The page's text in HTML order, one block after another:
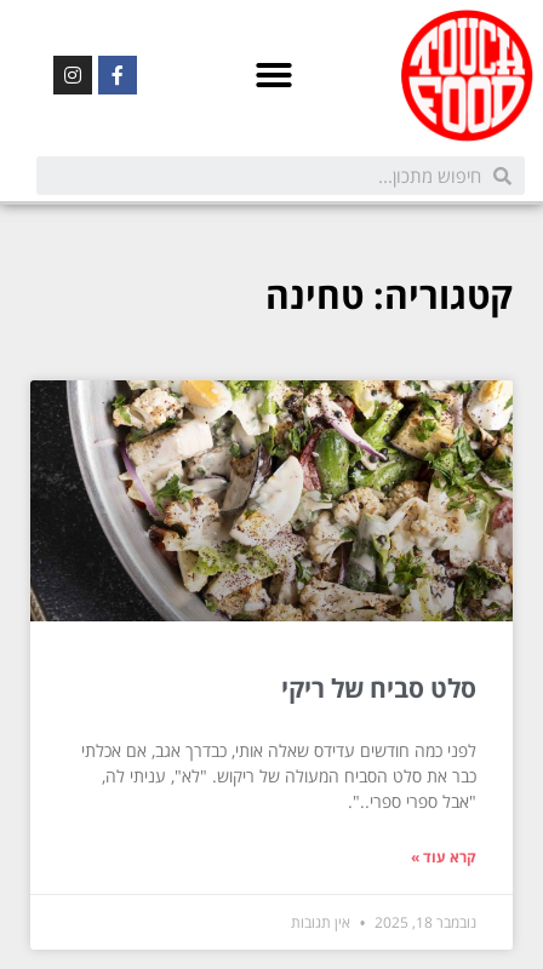
קטגוריה: טחינה
סלט סביח של ריקי
לפני כמה חודשים עדידס שאלה אותי, כבדרך אגב, אם אכלתי
כבר את סלט הסביח המעולה של ריקוש. "לא", עניתי לה,
"אבל ספרי ספרי..".
קרא עוד »
נובמבר 18, 2025 אין תגובות